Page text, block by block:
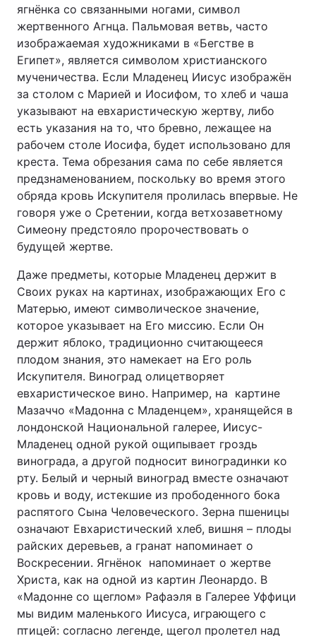
ягнёнка со связанными ногами, символ
жертвенного Агнца. Пальмовая ветвь, часто
изображаемая художниками в «Бегстве в
Египет», является символом христианского
мученичества. Если Младенец Иисус изображён
за столом с Марией и Иосифом, то хлеб и чаша
указывают на евхаристическую жертву, либо
есть указания на то, что бревно, лежащее на
рабочем столе Иосифа, будет использовано для
креста. Тема обрезания сама по себе является
предзнаменованием, поскольку во время этого
обряда кровь Искупителя пролилась впервые. Не
говоря уже о Сретении, когда ветхозаветному
Симеону предстояло пророчествовать о
будущей жертве.
Даже предметы, которые Младенец держит в
Своих руках на картинах, изображающих Его с
Матерью, имеют символическое значение,
которое указывает на Его миссию. Если Он
держит яблоко, традиционно считающееся
плодом знания, это намекает на Его роль
Искупителя. Виноград олицетворяет
евхаристическое вино. Например, на картине
Мазаччо «Мадонна с Младенцем», хранящейся в
лондонской Национальной галерее, Иисус-
Младенец одной рукой ощипывает гроздь
винограда, а другой подносит виноградинки ко
рту. Белый и черный виноград вместе означают
кровь и воду, истекшие из прободенного бока
распятого Сына Человеческого. Зерна пшеницы
означают Евхаристический хлеб, вишня – плоды
райских деревьев, а гранат напоминает о
Воскресении. Ягнёнок напоминает о жертве
Христа, как на одной из картин Леонардо. В
«Мадонне со щеглом» Рафаэля в Галерее Уффици
мы видим маленького Иисуса, играющего с
птицей: согласно легенде, щегол пролетел над